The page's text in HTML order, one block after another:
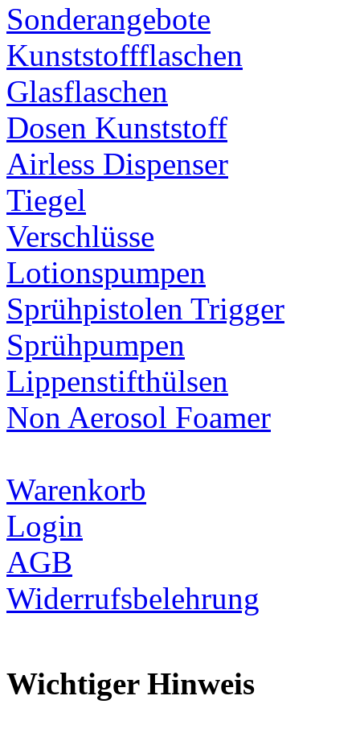
Sonderangebote
Kunststoffflaschen
Glasflaschen
Dosen Kunststoff
Airless Dispenser
Tiegel
Verschlüsse
Lotionspumpen
Sprühpistolen Trigger
Sprühpumpen
Lippenstifthülsen
Non Aerosol Foamer
Warenkorb
Login
AGB
Widerrufsbelehrung
Wichtiger Hinweis